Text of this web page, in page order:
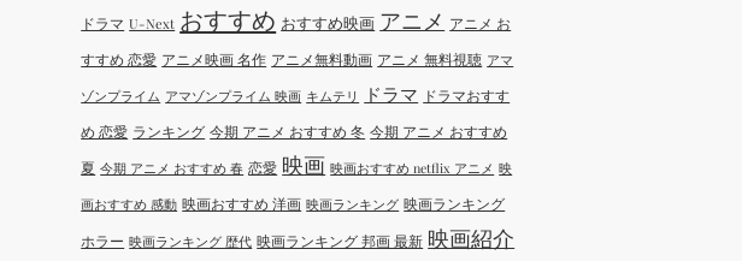
ドラマ U-Next おすすめ おすすめ映画 アニメ アニメ お
すすめ 恋愛 アニメ映画 名作 アニメ無料動画 アニメ 無料視聴 アマ
ゾンプライム アマゾンプライム 映画 キムテリ ドラマ ドラマおすす
め 恋愛 ランキング 今期 アニメ おすすめ 冬 今期 アニメ おすすめ
夏 今期 アニメ おすすめ 春 恋愛 映画 映画おすすめ netflix アニメ 映
画おすすめ 感動 映画おすすめ 洋画 映画ランキング 映画ランキング
ホラー 映画ランキング 歴代 映画ランキング 邦画 最新 映画紹介